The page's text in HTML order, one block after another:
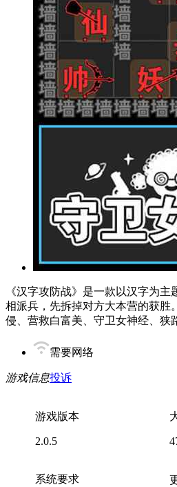
《汉字攻防战》是一款以汉字为
相派兵，先拆掉对方大本营的获胜
侵、营救白富美、守卫女神经、狭
需要网络
游戏信息投诉
游戏版本
2.0.5
系统要求